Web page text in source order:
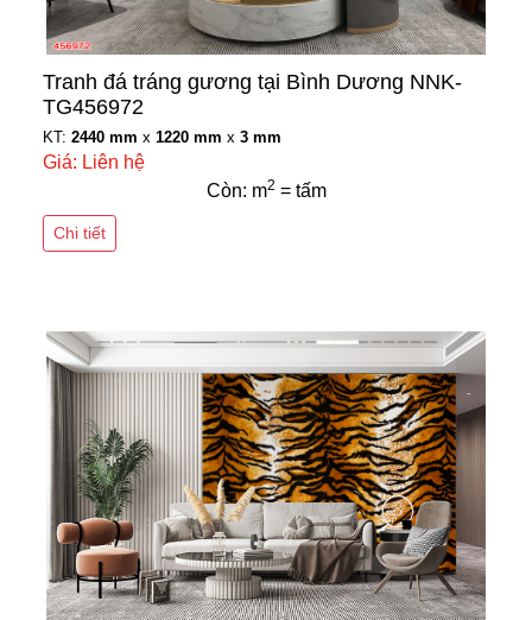
Tranh đá tráng gương tại Bình Dương NNK-
TG456972
KT: 2440 mm x 1220 mm x 3 mm
Giá: Liên hệ
Còn: m2 = tấm
Chi tiết